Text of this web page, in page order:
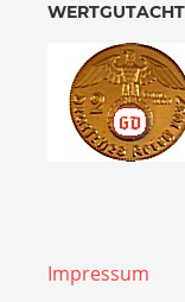
Impressum